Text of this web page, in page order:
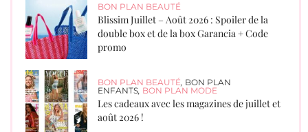
BON PLAN BEAUTÉ
Blissim Juillet – Août 2026 : Spoiler de la
double box et de la box Garancia + Code
promo
BON PLAN BEAUTÉ BON PLAN
ENFANTS BON PLAN MODE
Les cadeaux avec les magazines de juillet et
août 2026 !